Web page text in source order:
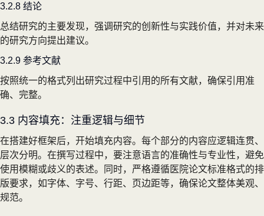
3.2.8 结论
总结研究的主要发现，强调研究的创新性与实践价值，并对未来
的研究方向提出建议。
3.2.9 参考文献
按照统一的格式列出研究过程中引用的所有文献，确保引用准
确、完整。
3.3 内容填充：注重逻辑与细节
在搭建好框架后，开始填充内容。每个部分的内容应逻辑连贯、
层次分明。在撰写过程中，要注意语言的准确性与专业性，避免
使用模糊或歧义的表述。同时，严格遵循医院论文标准格式的排
版要求，如字体、字号、行距、页边距等，确保论文整体美观、
规范。